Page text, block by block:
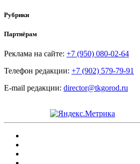
Рубрики
Партнёрам
Реклама на сайте: +7 (950) 080-02-64
Телефон редакции: +7 (902) 579-79-91
E-mail редакции: director@tkgorod.ru